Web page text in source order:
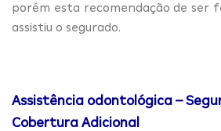
porém esta recomendação de ser
assistiu o segurado.
Assistência odontológica –
Cobertura Adicional